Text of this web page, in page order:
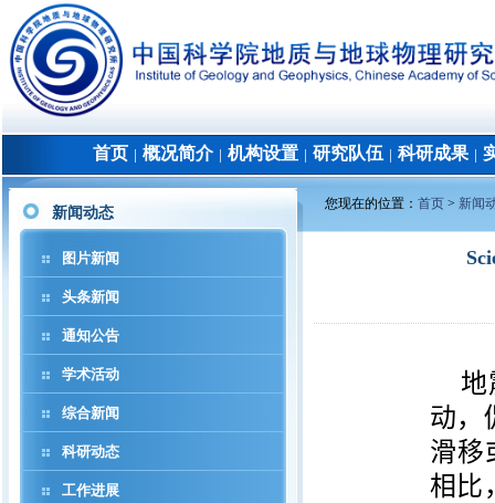
首页 概况简介│ 机构设置 研究队伍 科研成果│
新闻动态
图片新闻
头条新闻
通知公告
学术活动
综合新闻
科研动态
工作进展
您现在的位置： 首页 > 新闻
动，
滑移
相比